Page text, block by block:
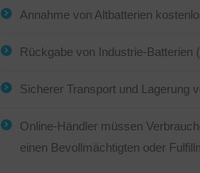
Annahme von Altbatterien
Rückgabe von Industrie-
Sicherer Transport und Lagerung
Online-Händler müssen
einen Bevollmächtigten oder